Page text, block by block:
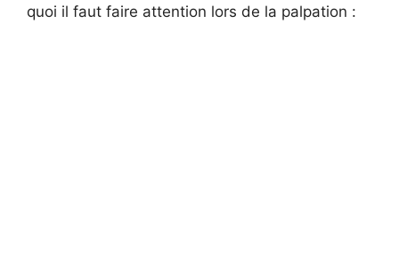
quoi il faut faire attention lors de la palpation :